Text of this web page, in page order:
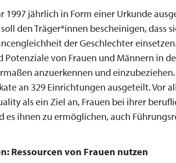
1997 jährlich in Form einer Urkunde
den Träger*innen bescheinigen, dass
der Geschlechter
Potenziale von Frauen und Männern in
anzuerkennen und
an 329 Einrichtungen ausgeteilt. Vor
als ein Ziel an, Frauen bei ihrer
es ihnen zu ermöglichen, auch
Ressourcen von Frauen nutzen